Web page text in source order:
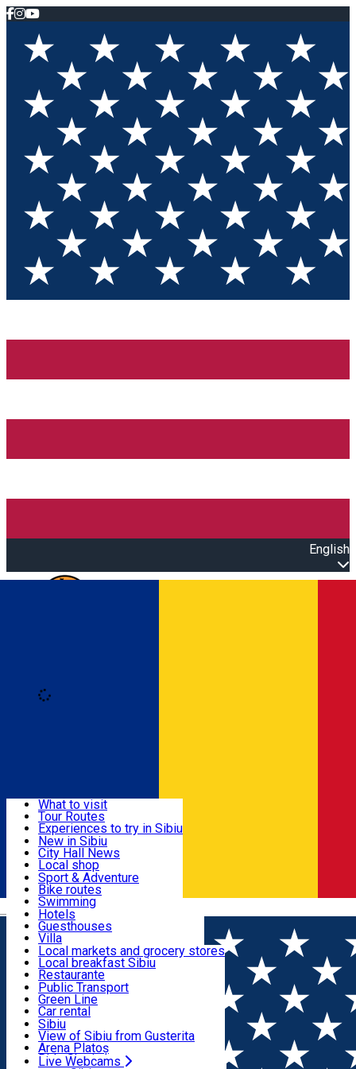
English
Română
Useful info
Activities & Adventure
Accommodation
Food, Drinks & Nightlife
Transport & Parking
Live Webcams
What to visit
Tour Routes
Experiences to try in Sibiu
Podcast
Culture
Museums
Churches
Parks, Zoo
County of Sibiu
New in Sibiu
City Hall News
Local shop
Sibiu artisans
Sibiul Verde
Public services
Education
How do I get to Sibiu
Tourist Info
Tour Guides
Guided tours
Publicații locale
Beauty salons
Sport & Adventure
Bike routes
Swimming
Riding
Indoor activities
Loc de joacă indoor
Loc de joacă outdoor
Ski
Ice skating
Yoga
Hotels
Guesthouses
Villa
Hostels
Motel
Camping
Renting rooms
Rooms for rent
Accommodation outside Sibiu
Local markets and grocery stores
Local breakfast Sibiu
Restaurante
Pizza
Fast Food
Coffee
Sweets
Pub, Bar
Night clubs
Bakeries
Public Transport
Green Line
Car rental
Rent a bike
Scooter rentals
Taxi
Ride Sharing
Sibiu
View of Sibiu from Gusterita
Arena Platoș
Live Webcams